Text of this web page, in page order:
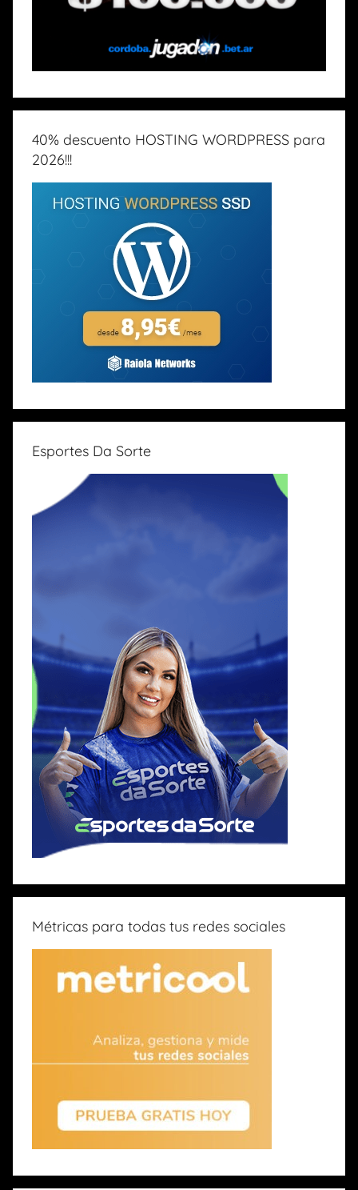
40% descuento HOSTING WORDPRESS para
2026!!!
Esportes Da Sorte
Métricas para todas tus redes sociales